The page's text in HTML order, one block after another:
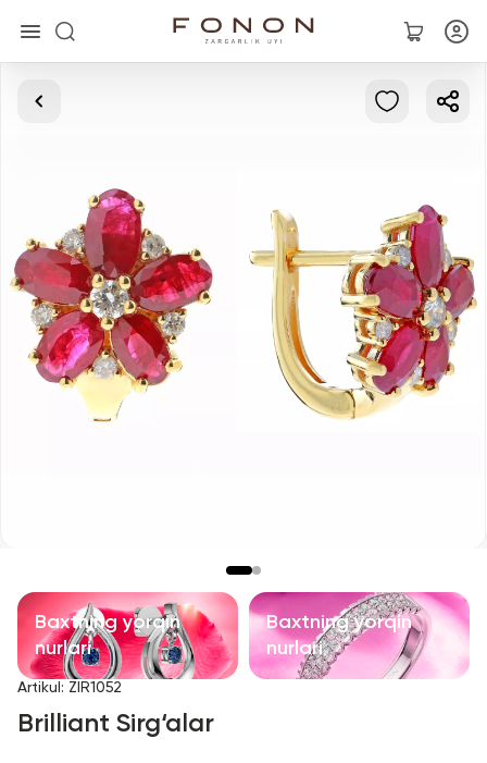
Asosiy
Uzuklar
Ziraklar
Bilaguzuklar
Kulonlar
Aksessuarlar
Barcha
Biz haqimizda
Baxtning yorqin
nurlari
Baxtning yorqin
nurlari
Artikul : ZIR1052
Brilliant Sirg‘alar